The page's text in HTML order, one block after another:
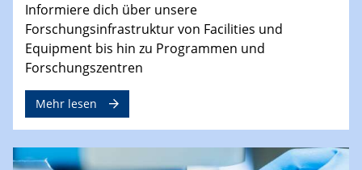
Informiere dich über unsere
Forschungsinfrastruktur von Facilities und
Equipment bis hin zu Programmen und
Forschungszentren
Mehr lesen